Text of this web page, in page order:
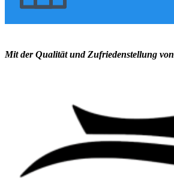
Mit der Qualität und Zufriedenstellung von